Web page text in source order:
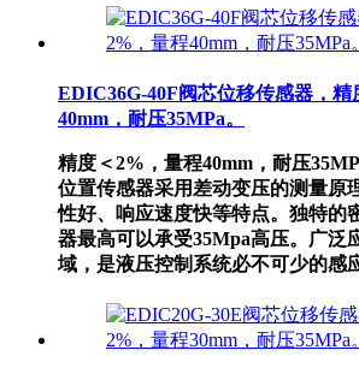
EDIC36G-40F阀芯位移传感器，精
40mm，耐压35MPa。
精度＜2%，量程40mm，耐压
位置传感器采用差动变压的测量原
性好、响应速度快等特点。独特的
器最高可以承受35Mpa高压。广泛
域，是液压控制系统必不可少的感